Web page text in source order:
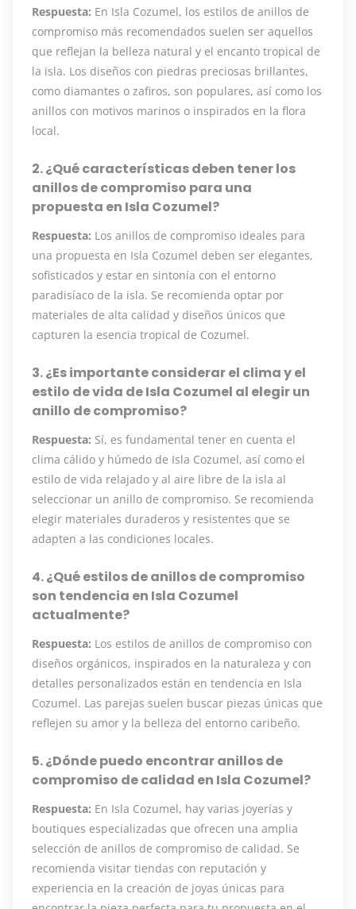
Respuesta: En Isla Cozumel, los estilos de anillos de
compromiso más recomendados suelen ser aquellos
que reflejan la belleza natural y el encanto tropical de
la isla. Los diseños con piedras preciosas brillantes,
como diamantes o zafiros, son populares, así como los
anillos con motivos marinos o inspirados en la flora
local.
2. ¿Qué características deben tener los
anillos de compromiso para una
propuesta en Isla Cozumel?
Respuesta: Los anillos de compromiso ideales para
una propuesta en Isla Cozumel deben ser elegantes,
sofisticados y estar en sintonía con el entorno
paradisíaco de la isla. Se recomienda optar por
materiales de alta calidad y diseños únicos que
capturen la esencia tropical de Cozumel.
3. ¿Es importante considerar el clima y el
estilo de vida de Isla Cozumel al elegir un
anillo de compromiso?
Respuesta: Sí, es fundamental tener en cuenta el
clima cálido y húmedo de Isla Cozumel, así como el
estilo de vida relajado y al aire libre de la isla al
seleccionar un anillo de compromiso. Se recomienda
elegir materiales duraderos y resistentes que se
adapten a las condiciones locales.
4. ¿Qué estilos de anillos de compromiso
son tendencia en Isla Cozumel
actualmente?
Respuesta: Los estilos de anillos de compromiso con
diseños orgánicos, inspirados en la naturaleza y con
detalles personalizados están en tendencia en Isla
Cozumel. Las parejas suelen buscar piezas únicas que
reflejen su amor y la belleza del entorno caribeño.
5. ¿Dónde puedo encontrar anillos de
compromiso de calidad en Isla Cozumel?
Respuesta: En Isla Cozumel, hay varias joyerías y
boutiques especializadas que ofrecen una amplia
selección de anillos de compromiso de calidad. Se
recomienda visitar tiendas con reputación y
experiencia en la creación de joyas únicas para